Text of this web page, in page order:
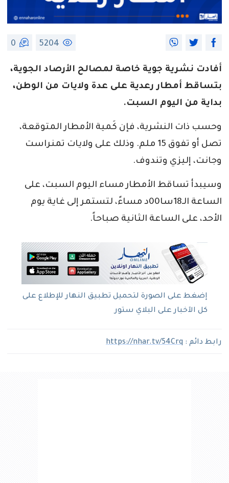
5204
0
أفادت نشرية جوية خاصة لمصالح الأرصاد الجوية،
بتساقط أمطار رعدية على عدة ولايات من الوطن،
بداية من اليوم السبت.
وحسب ذات النشرية، فإن كَمية الأمطار المتوقعة،
تصل أو تفوق 15 ملم. وذلك على ولايات تمنراست
وجانت، إليزي وتندوف.
وسيبدأ تساقط الأمطار مساء اليوم السبت، على
الساعة الـ18سا00د مساءً، لتستمر إلى غاية يوم
الأحد، على الساعة الثانية صباحاً.
إضغط على الصورة لتحميل تطبيق النهار للإطلاع على
كل الآخبار على البلاي ستور
رابط دائم : https://nhar.tv/54Crq